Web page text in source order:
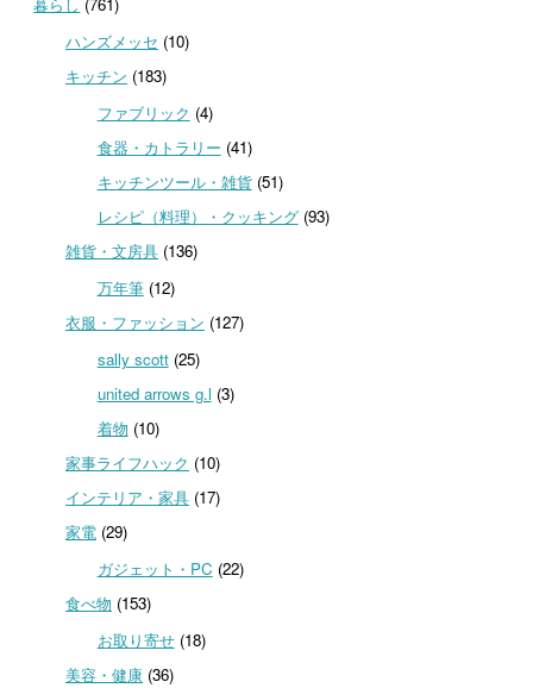
ハンズメッセ (10)
キッチン (183)
ファブリック (4)
食器・カトラリー (41)
キッチンツール・雑貨(51)
レシピ（料理）・クッキング(93)
雑貨・文房具(136)
万年筆(12)
衣服・ファッション (127)
sally scott(25)
united arrows g.l (3)
着物 (10)
家事ライフハック (10)
インテリア・家具(17)
家電(29)
ガジェット・PC (22)
食べ物 (153)
お取り寄せ(18)
美容・健康(36)